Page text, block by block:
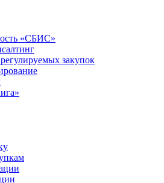
«СБИС»
закупок